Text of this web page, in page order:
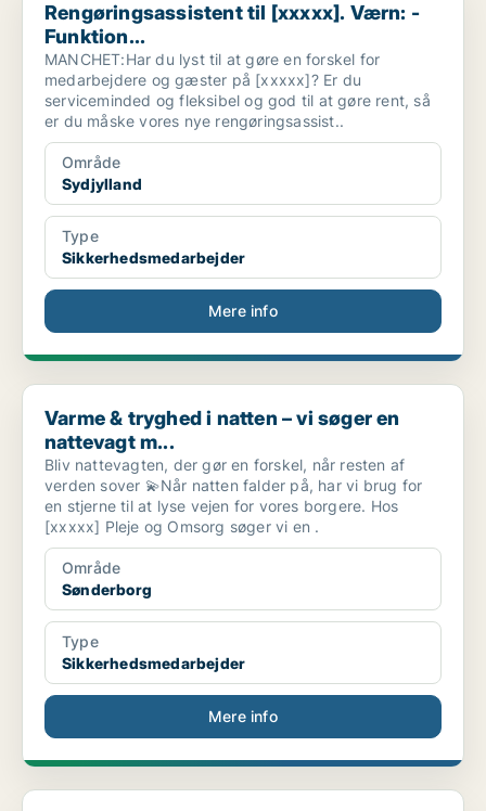
Rengøringsassistent til [xxxxx]. Værn: -
Funktion...
MANCHET:Har du lyst til at gøre en forskel for
medarbejdere og gæster på [xxxxx]? Er du
serviceminded og fleksibel og god til at gøre rent, så
er du måske vores nye rengøringsassist..
Område
Sydjylland
Type
Sikkerhedsmedarbejder
Mere info
Varme & tryghed i natten – vi søger en nattevagt m...
Varme & tryghed i natten – vi søger en
nattevagt m...
Bliv nattevagten, der gør en forskel, når resten af
verden sover 💫Når natten falder på, har vi brug for
en stjerne til at lyse vejen for vores borgere. Hos
[xxxxx] Pleje og Omsorg søger vi en .
Område
Sønderborg
Type
Sikkerhedsmedarbejder
Mere info
Cyberdivisionen søger IT-supporterelever til lokal...